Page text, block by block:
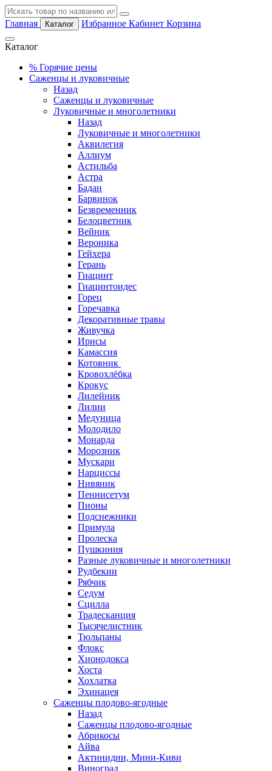
Главная Каталог Избранное Кабинет Корзина
Каталог
% Горячие цены
Саженцы и луковичные
Назад
Саженцы и луковичные
Луковичные и многолетники
Назад
Луковичные и многолетники
Аквилегия
Аллиум
Астильба
Астра
Бадан
Барвинок
Безвременник
Белоцветник
Вейник
Вероника
Гейхера
Герань
Гиацинт
Гиацинтоидес
Горец
Горечавка
Декоративные травы
Живучка
Ирисы
Камассия
Котовник
Кровохлёбка
Крокус
Лилейник
Лилии
Медуница
Молодило
Монарда
Морозник
Мускари
Нарциссы
Нивяник
Пеннисетум
Пионы
Подснежники
Примула
Пролеска
Пушкиния
Разные луковичные и многолетники
Рудбекии
Рябчик
Седум
Сцилла
Традесканция
Тысячелистник
Тюльпаны
Флокс
Хионодокса
Хоста
Хохлатка
Эхинацея
Саженцы плодово-ягодные
Назад
Саженцы плодово-ягодные
Абрикосы
Айва
Актинидии, Мини-Киви
Виноград